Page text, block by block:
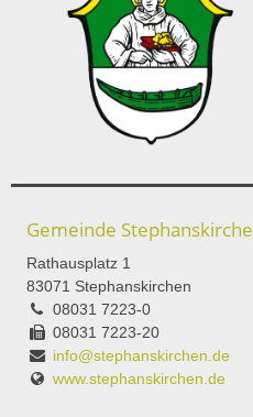
Gemeinde
Rathausplatz 1
83071 Stephanskirchen
08031 7223-0
08031 7223-20
info@stephanskirchen.de
www.stephanskirchen.de